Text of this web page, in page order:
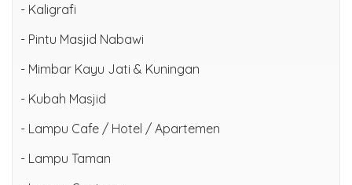
- Kaligrafi
- Pintu Masjid Nabawi
- Mimbar Kayu Jati & Kuningan
- Kubah Masjid
- Lampu Cafe / Hotel / Apartemen
- Lampu Taman